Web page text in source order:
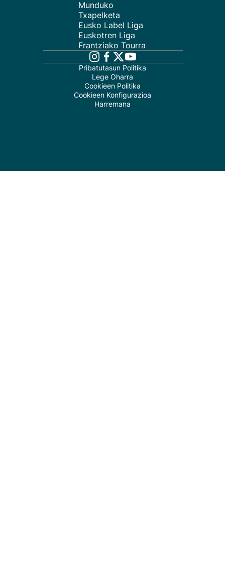
Munduko
Txapelketa
Eusko Label Liga
Euskotren Liga
Frantziako Tourra
Pribatutasun Politika
Lege Oharra
Cookieen Politika
Cookieen Konfigurazioa
Harremana